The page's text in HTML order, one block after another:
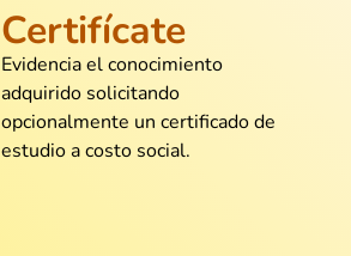
felicitó
@Lorena_Martínez
Certifícate
Evidencia el conocimiento
adquirido solicitando
opcionalmente un certificado de
estudio a costo social.